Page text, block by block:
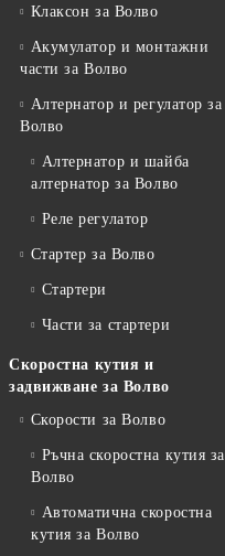
Клаксон за Волво
Акумулатор и монтажни
части за Волво
Алтернатор и регулатор за
Волво
Алтернатор и шайба
алтернатор за Волво
Реле регулатор
Стартер за Волво
Стартери
Части за стартери
Скоростна кутия и
задвижване за Волво
Скорости за Волво
Ръчна скоростна кутия за
Волво
Автоматична скоростна
кутия за Волво